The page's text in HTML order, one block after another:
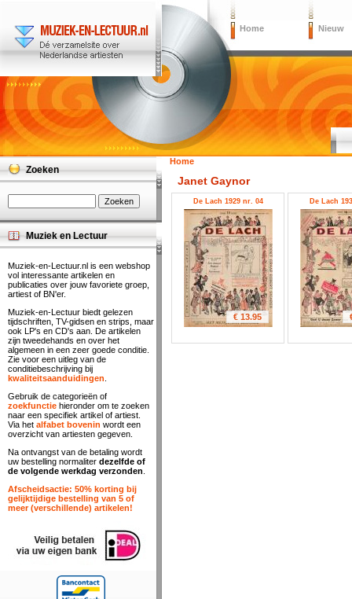
Home Nieuw
Home
Janet Gaynor
De Lach 1929 nr. 04
€ 13.95
De Lach
Zoeken
Muziek en Lectuur
Muziek-en-Lectuur.nl is een webshop
vol interessante artikelen en
publicaties over jouw favoriete groep,
artiest of BN'er.
Muziek-en-Lectuur biedt gelezen
tijdschriften, TV-gidsen en strips, maar
ook LP's en CD's aan. De artikelen
zijn tweedehands en over het
algemeen in een zeer goede conditie.
Zie voor een uitleg van de
conditiebeschrijving bij
kwaliteitsaanduidingen
Gebruik de categorieën of
zoekfunctie hieronder om te zoeken
naar een specifiek artikel of artiest.
Via het alfabet bovenin wordt een
overzicht van artiesten gegeven.
Na ontvangst van de betaling wordt
uw bestelling normaliter dezelfde of
de volgende werkdag verzonden
Afscheidsactie: 50% korting bij
gelijktijdige bestelling van 5 of
meer (verschillende) artikelen!